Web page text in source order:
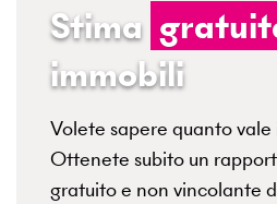
Stima
immobili
Volete sapere quanto
Ottenete subito un
gratuito e non vincolante